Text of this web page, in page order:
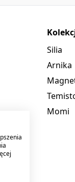
Silia
Arnika
Momi